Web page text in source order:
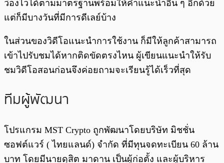
ว่องไวได้ตามมาตรฐานพร้อมให้คำแนะนำอื่น ๆ อีกด้วย
แต่ก็มีบางวันที่มีการดีเลย์บ้าง
ในส่วนของวิดีโอแนะนำการใช้งาน ก็มีให้ลูกค้าสามารถ
เข้าไปรับชมได้หากติดขัดตรงไหน ผู้เขียนแนะนำให้รับ
ชมวิดีโอสอนก่อนจึงค่อยถามจะเรียนรู้ได้เร็วที่สุด
ทีมผู้พัฒนา
โปรแกรม MST Crypto ถูกพัฒนาโดยบริษัท มิชชั่น
ซอฟต์แวร์ ( ไทยแลนด์) จำกัด ที่มีทุนจดทะเบียน 60 ล้าน
บาท โดยมีนายดุสิต มาดาน เป็นผู้ก่อตั้ง และผู้บริหาร